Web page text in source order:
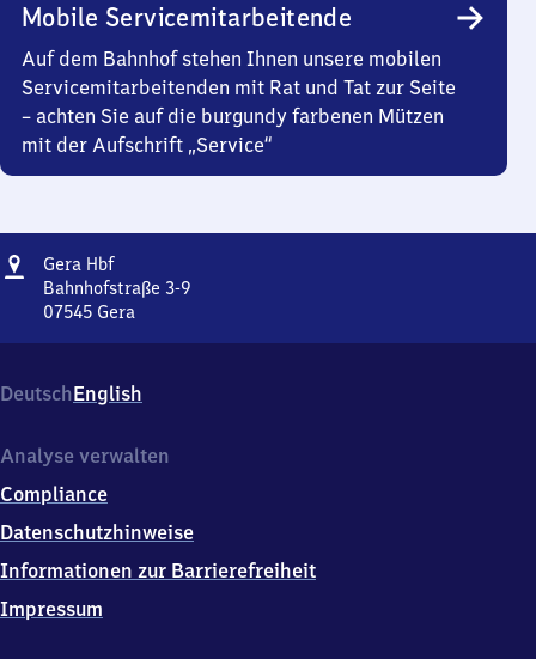
Mobile Servicemitarbeitende
Auf dem Bahnhof stehen Ihnen unsere mobilen
Servicemitarbeitenden mit Rat und Tat zur Seite
– achten Sie auf die burgundy farbenen Mützen
mit der Aufschrift „Service“
Adresse
Gera HbfGera
Hauptbahnhof
Bahnhofstraße 3-9
07545 Gera
Bahnhofstraße
3-
0
5
4
Gera
DeutschEnglish
Analyse verwalten
Compliance
Datenschutzhinweise
Informationen zur Barrierefreiheit
Impressum